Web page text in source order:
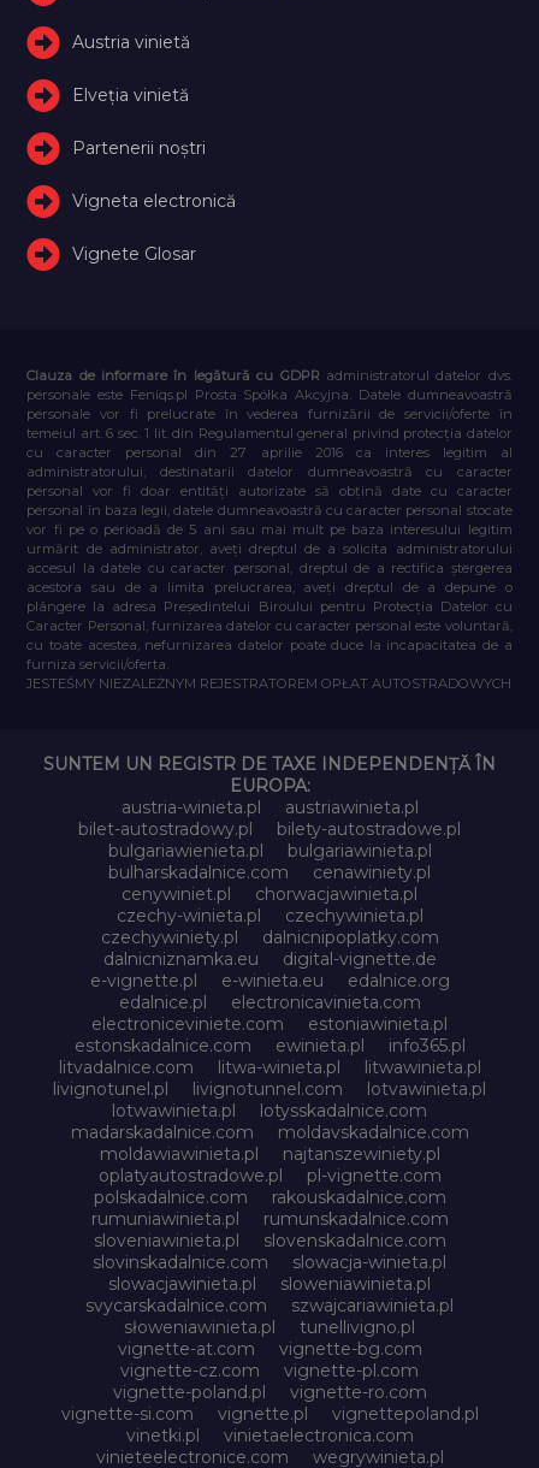
Austria vinietă
Elveţia vinietă
Partenerii noștri
Vigneta electronică
Vignete Glosar
Clauza de informare în legătură cu GDPR administratorul datelor dvs.
personale este Feniqs.pl Prosta Spółka Akcyjna. Datele dumneavoastră
personale vor fi prelucrate în vederea furnizării de servicii/oferte în
temeiul art. 6 sec. 1 lit. din Regulamentul general privind protecția datelor
cu caracter personal din 27 aprilie 2016 ca interes legitim al
administratorului, destinatarii datelor dumneavoastră cu caracter
personal vor fi doar entități autorizate să obțină date cu caracter
personal în baza legii, datele dumneavoastră cu caracter personal stocate
vor fi pe o perioadă de 5 ani sau mai mult pe baza interesului legitim
urmărit de administrator, aveți dreptul de a solicita administratorului
accesul la datele cu caracter personal, dreptul de a rectifica ștergerea
acestora sau de a limita prelucrarea, aveți dreptul de a depune o
plângere la adresa Președintelui Biroului pentru Protecția Datelor cu
Caracter Personal, furnizarea datelor cu caracter personal este voluntară,
cu toate acestea, nefurnizarea datelor poate duce la incapacitatea de a
furniza servicii/oferta.
JESTEŚMY NIEZALEŻNYM REJESTRATOREM OPŁAT AUTOSTRADOWYCH
SUNTEM UN REGISTR DE TAXE INDEPENDENȚĂ ÎN
EUROPA:
austria-winieta.pl
austriawinieta.pl
bilet-autostradowy.pl
bilety-autostradowe.pl
bulgariawienieta.pl
bulgariawinieta.pl
bulharskadalnice.com
cenawiniety.pl
cenywiniet.pl
chorwacjawinieta.pl
czechy-winieta.pl
czechywinieta.pl
czechywiniety.pl
dalnicnipoplatky.com
dalnicniznamka.eu
digital-vignette.de
e-vignette.pl
e-winieta.eu
edalnice.org
edalnice.pl
electronicavinieta.com
electroniceviniete.com
estoniawinieta.pl
estonskadalnice.com
ewinieta.pl
info365.pl
litvadalnice.com
litwa-winieta.pl
litwawinieta.pl
livignotunel.pl
livignotunnel.com
lotvawinieta.pl
lotwawinieta.pl
lotysskadalnice.com
madarskadalnice.com
moldavskadalnice.com
moldawiawinieta.pl
najtanszewiniety.pl
oplatyautostradowe.pl
pl-vignette.com
polskadalnice.com
rakouskadalnice.com
rumuniawinieta.pl
rumunskadalnice.com
sloveniawinieta.pl
slovenskadalnice.com
slovinskadalnice.com
slowacja-winieta.pl
slowacjawinieta.pl
sloweniawinieta.pl
svycarskadalnice.com
szwajcariawinieta.pl
słoweniawinieta.pl
tunellivigno.pl
vignette-at.com
vignette-bg.com
vignette-cz.com
vignette-pl.com
vignette-poland.pl
vignette-ro.com
vignette-si.com
vignette.pl
vignettepoland.pl
vinetki.pl
vinietaelectronica.com
vinieteelectronice.com
wegrywinieta.pl